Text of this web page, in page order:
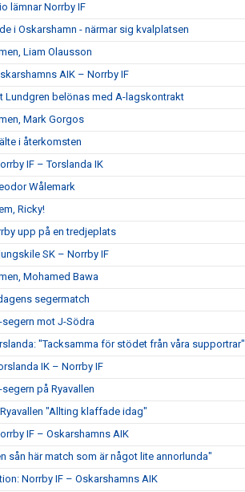
lämnar Norrby IF
i Oskarshamn - närmar sig kvalplatsen
Liam Olausson
AIK – Norrby IF
Lundgren belönas med A-lagskontrakt
Mark Gorgos
i återkomsten
IF – Torslanda IK
Wålemark
Ricky!
upp på en tredjeplats
SK – Norrby IF
Mohamed Bawa
segermatch
segern mot J-Södra
"Tacksamma för stödet från våra supportrar"
IK – Norrby IF
på Ryavallen
"Allting klaffade idag"
IF – Oskarshamns AIK
sån här match som är något lite annorlunda"
Norrby IF – Oskarshamns AIK